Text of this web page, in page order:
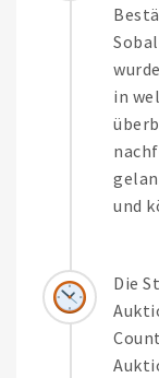
in
und
Die